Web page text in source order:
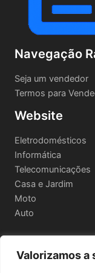
Valorizamos a
Navegação
Seja um vendedor
Termos para
Website
Eletrodomésticos
Informática
Telecomunicações
Casa e Jardim
Moto
Auto
Informações